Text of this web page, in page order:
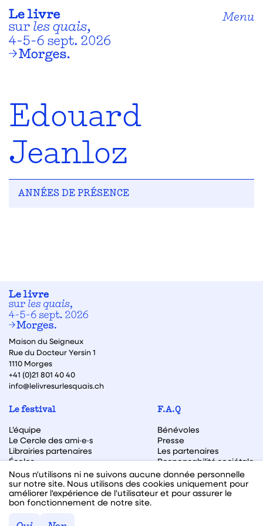
Menu
Edouard
Jeanloz
ANNÉES DE PRÉSENCE
Maison du Seigneux
Rue du Docteur Yersin 1
1110 Morges
+41 (0)21 801 40 40
info@lelivresurlesquais.ch
Le festival
L’équipe
Le Cercle des ami·e·s
Librairies partenaires
Écoles
F.A.Q
Bénévoles
Presse
Les partenaires
Responsabilité sociétale
Archive des éditions
Archive des autrices et auteurs
Nous n'utilisons ni ne suivons aucune donnée personnelle
sur notre site. Nous utilisons des cookies uniquement pour
améliorer l'expérience de l'utilisateur et pour assurer le
bon fonctionnement de notre site.